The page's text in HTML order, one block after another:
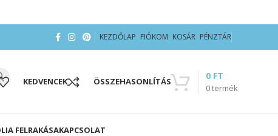
KEZDŐLAP FIÓKOM KOSÁR PÉNZTÁR
KEDVENCEK ÖSSZEHASONLÍTÁS
0termék
0 FT
FELRAKÁSAKAPCSOLAT